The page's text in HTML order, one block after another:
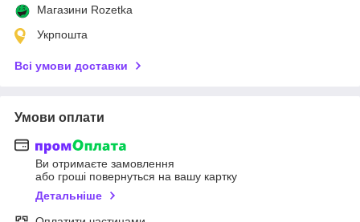
Магазини Rozetka
Укрпошта
Всі умови доставки
Умови оплати
Ви отримаєте замовлення
або гроші повернуться на вашу картку
Детальніше